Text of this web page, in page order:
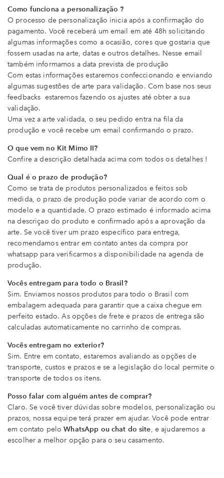
Como funciona a personalização ?
O processo de personalização inicia após a confirmação do
pagamento. Você receberá um email em até 48h solicitando
algumas informações como a ocasião, cores que gostaria que
fossem usadas na arte, datas e outros detalhes. Nesse email
também informamos a data prevista de produção
Com estas informações estaremos confeccionando e enviando
algumas sugestões de arte para validação. Com base nos seus
feedbacks estaremos fazendo os ajustes até obter a sua
validação.
Uma vez a arte validada, o seu pedido entra na fila da
produção e você recebe um email confirmando o prazo.
O que vem no Kit Mimo II?
Confire a descrição detalhada acima com todos os detalhes !
Qual é o prazo de produção?
Como se trata de produtos personalizados e feitos sob
medida, o prazo de produção pode variar de acordo com o
modelo e a quantidade. O prazo estimado é informado acima
na descriçao do produto e confirmado após a aprovação da
arte. Se você tiver um prazo específico para entrega,
recomendamos entrar em contato antes da compra por
whatsapp para verificarmos a disponibilidade na agenda de
produção.
Vocês entregam para todo o Brasil?
Sim. Enviamos nossos produtos para todo o Brasil com
embalagem adequada para garantir que a caixa chegue em
perfeito estado. As opções de frete e prazos de entrega são
calculadas automaticamente no carrinho de compras.
Vocês entregam no exterior?
Sim. Entre em contato, estaremos avaliando as opções de
transporte, custos e prazos e se a legislação do local permite o
transporte de todos os itens.
Posso falar com alguém antes de comprar?
Claro. Se você tiver dúvidas sobre modelos, personalização ou
prazos, nossa equipe terá prazer em ajudar. Você pode entrar
em contato peloWhatsApp ou chat do site, e ajudaremos a
escolher a melhor opção para o seu casamento.